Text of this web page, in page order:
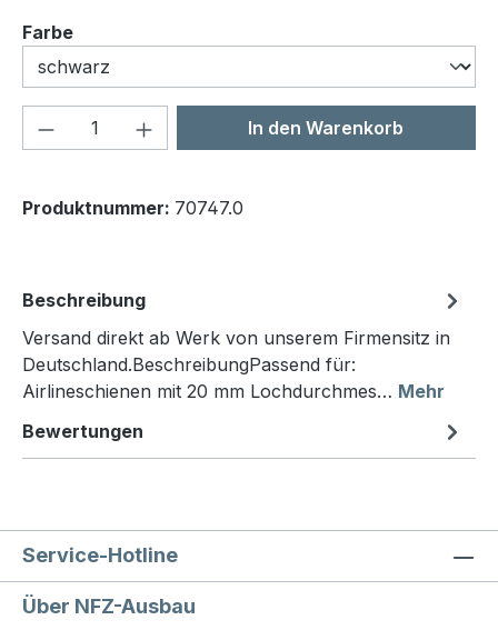
Farbeauswählen
Produkt Anzahl: Gib denIn den Warenkorb
Produktnummer: 70747.0
Beschreibung
Versand direkt ab Werk von unserem Firmensitz in
Deutschland.BeschreibungPassend für:
Airlineschienen mit 20 mm Lochdurchmes… Mehr
Bewertungen
Service-Hotline
Über NFZ-Ausbau